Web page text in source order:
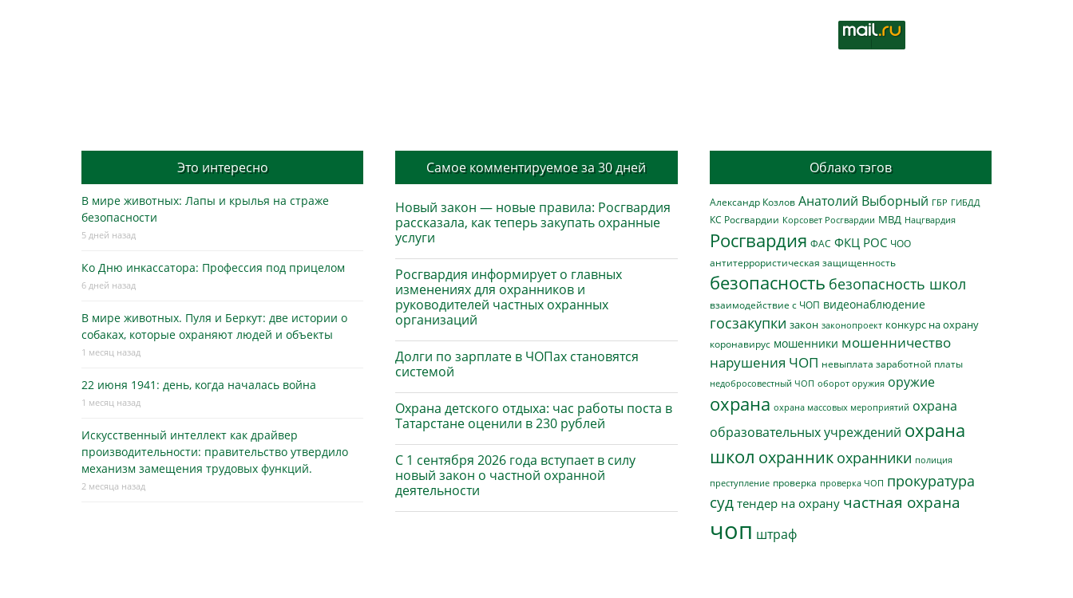
Это интересно
В мире животных: Лапы и крылья на страже
безопасности
5 дней назад
Ко Дню инкассатора: Профессия под прицелом
6 дней назад
В мире животных. Пуля и Беркут: две истории о
собаках, которые охраняют людей и объекты
1 месяц назад
22 июня 1941: день, когда началась война
1 месяц назад
Искусственный интеллект как драйвер
производительности: правительство утвердило
механизм замещения трудовых функций.
2 месяца назад
Самое комментируемое за 30 дней
Новый закон — новые правила: Росгвардия
рассказала, как теперь закупать охранные
услуги
Росгвардия информирует о главных
изменениях для охранников и
руководителей частных охранных
организаций
Долги по зарплате в ЧОПах становятся
системой
Охрана детского отдыха: час работы поста в
Татарстане оценили в 230 рублей
С 1 сентября 2026 года вступает в силу
новый закон о частной охранной
деятельности
Облако тэгов
Александр Козлов Анатолий Выборный ГБР ГИБДД
КС Росгвардии Корсовет Росгвардии МВД Нацгвардия
Росгвардия ФАС ФКЦ РОС ЧОО
антитеррористическая защищенность
безопасность безопасность школ
взаимодействие с ЧОП видеонаблюдение
госзакупки закон законопроект конкурс на охрану
коронавирус мошенники мошенничество
нарушения ЧОП невыплата заработной платы
недобросовестный ЧОП оборот оружия оружие
охрана охрана массовых мероприятий охрана
образовательных учреждений охрана
школ охранник охранники полиция
преступление проверка проверка ЧОП прокуратура
суд тендер на охрану частная охрана
чоп штраф